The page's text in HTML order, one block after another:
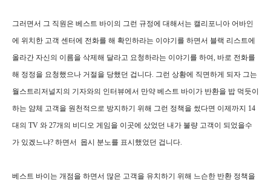
그러면서 그 직원은 베스트 바이의 그런 규정에 대해서는 캘리포니아 어바인
에 위치한 고객 센터에 전화를 해 확인하라는 이야기를 하면서 블랙 리스트에
올라간 자신의 이름을 삭제해 달라고 요청하라는 이야기를 하여, 바로 전화를
해 정정을 요청했으나 거절을 당했던 겁니다. 그런 상황에 직면하게 되자 그는
월스트리저널지의 기자와의 인터뷰에서 만약 베스트 바이가 반환을 밥 먹듯이
하는 얌체 고객을 원천적으로 방지하기 위해 그런 정책을 썼다면 이제까지 14
대의 TV 와 27개의 비디오 게임을 이곳에 샀었던 내가 불량 고객이 되었을수
가 있겠느냐? 하면서 몹시 분노를 표시했었던 겁니다.
베스트 바이는 개점을 하면서 많은 고객을 유치하기 위해 느슨한 반환 정책을